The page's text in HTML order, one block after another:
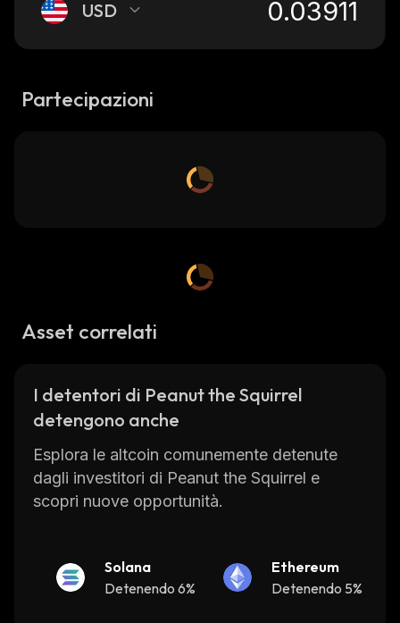
USD
Partecipazioni
Asset correlati
I detentori di Peanut the Squirrel
detengono anche
Esplora le altcoin comunemente detenute
dagli investitori di Peanut the Squirrel e
scopri nuove opportunità.
Solana
Detenendo 6%
Ethereum
Detenendo 5%